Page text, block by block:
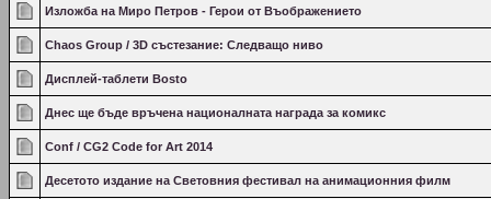
Изложба на Миро Петров - Герои от Въображението
Chaos Group / 3D състезание: Следващо ниво
Дисплей-таблети Bosto
Днес ще бъде връчена националната награда за комикс
Conf / CG2 Code for Art 2014
Десетото издание на Световния фестивал на анимационния филм